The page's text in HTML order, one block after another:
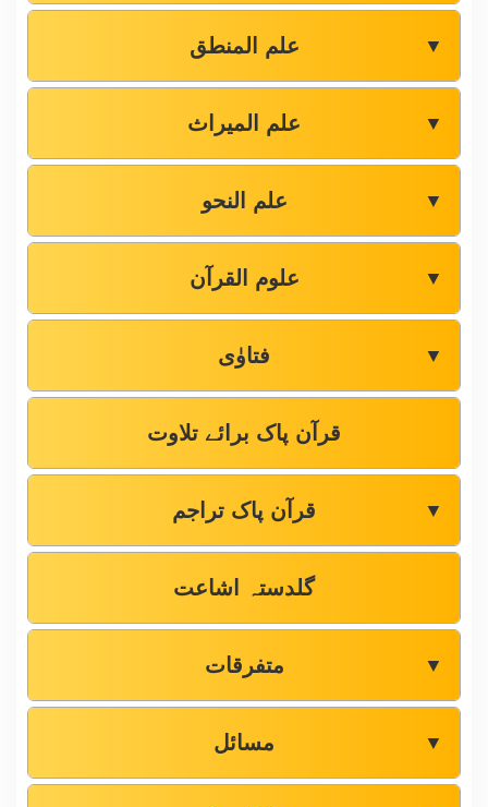
علم المنطق ▼
علم المیراث ▼
علم النحو ▼
علوم القرآن ▼
فتاوٰی ▼
قرآن پاک برائے تلاوت
قرآن پاک تراجم ▼
گلدستہ اشاعت
متفرقات ▼
مسائل ▼